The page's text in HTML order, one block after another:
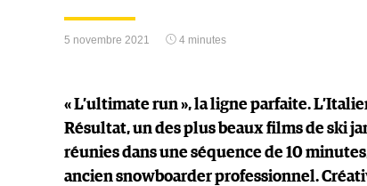
5 novembre 2021 4 minutes
« L’ultimate run », la ligne parfaite.
Résultat, un des plus beaux films de ski
réunies dans une séquence de 10
ancien snowboarder professionnel.